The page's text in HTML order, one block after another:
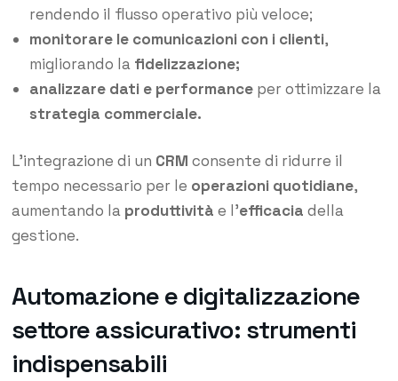
rendendo il flusso operativo più veloce;
monitorare le comunicazioni con i clienti,
migliorando la fidelizzazione;
analizzare dati e performanceper ottimizzare la
strategia commerciale.
L’integrazione di un CRM consente di ridurre il
tempo necessario per le operazioni quotidiane,
aumentando la produttività e l’efficacia della
gestione.
Automazione e digitalizzazione
settore assicurativo: strumenti
indispensabili